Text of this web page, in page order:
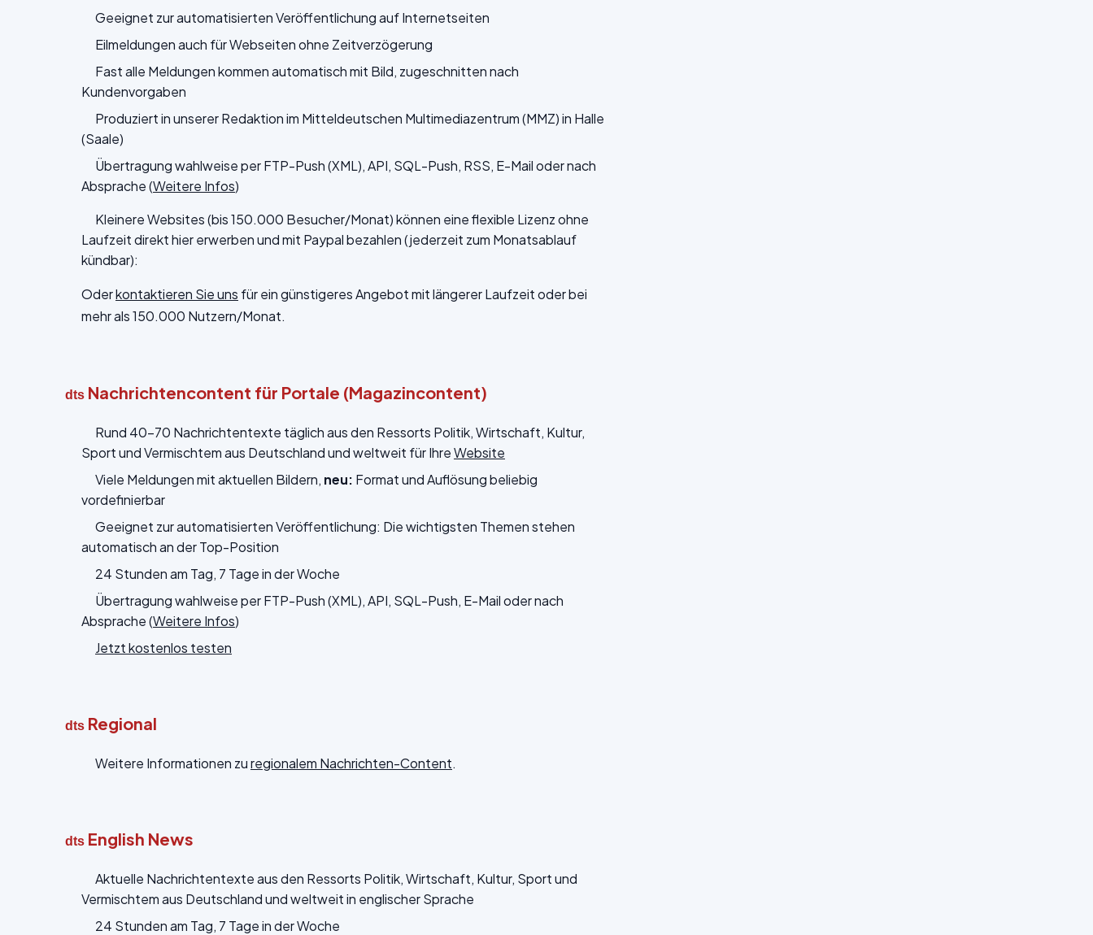
Geeignet zur automatisierten Veröffentlichung auf Internetseiten
Eilmeldungen auch für Webseiten ohne Zeitverzögerung
Fast alle Meldungen kommen automatisch mit Bild, zugeschnitten nach
Kundenvorgaben
Produziert in unserer Redaktion im Mitteldeutschen Multimediazentrum (MMZ) in Halle
(Saale)
Übertragung wahlweise per FTP-Push (XML), API, SQL-Push, RSS, E-Mail oder nach
Absprache (Weitere Infos)
Kleinere Websites (bis 150.000 Besucher/Monat) können eine flexible Lizenz ohne
Laufzeit direkt hier erwerben und mit Paypal bezahlen (jederzeit zum Monatsablauf
kündbar):
Oderkontaktieren Sie uns für ein günstigeres Angebot mit längerer Laufzeit oder bei
mehr als 150.000 Nutzern/Monat.
dts Nachrichtencontent für Portale (Magazincontent)
Rund 40-70 Nachrichtentexte täglich aus den Ressorts Politik, Wirtschaft, Kultur,
Sport und Vermischtem aus Deutschland und weltweit für IhreWebsite
Viele Meldungen mit aktuellen Bildern, neu: Format und Auflösung beliebig
vordefinierbar
Geeignet zur automatisierten Veröffentlichung: Die wichtigsten Themen stehen
automatisch an der Top-Position
24 Stunden am Tag, 7 Tage in der Woche
Übertragung wahlweise per FTP-Push (XML), API, SQL-Push, E-Mail oder nach
Absprache (Weitere Infos)
Jetzt kostenlos testen
dts Regional
Weitere Informationen zuregionalem Nachrichten-Content.
dts English News
Aktuelle Nachrichtentexte aus den Ressorts Politik, Wirtschaft, Kultur, Sport und
Vermischtem aus Deutschland und weltweit in englischer Sprache
24 Stunden am Tag, 7 Tage in der Woche